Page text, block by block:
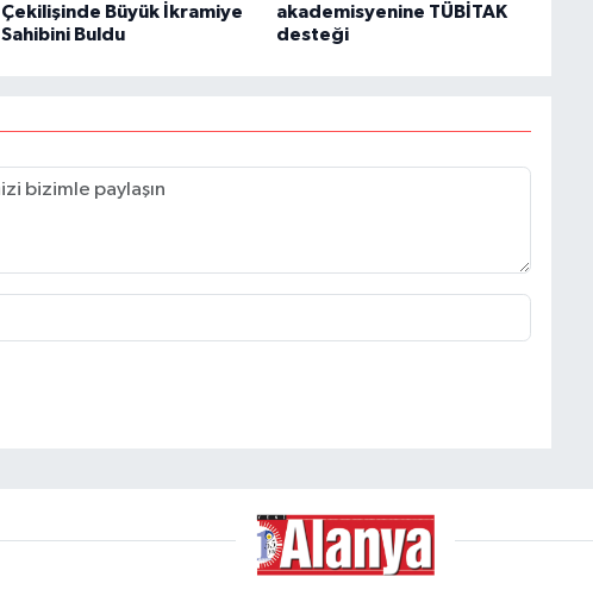
Çekilişinde Büyük İkramiye
Sahibini Buldu
akademisyenine TÜBİTAK
desteği